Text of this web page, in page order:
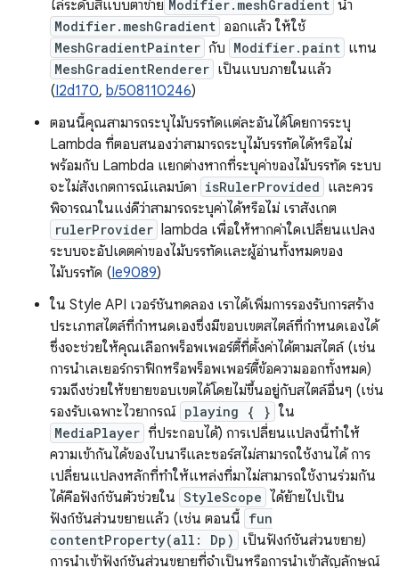
ไล่ระดับสีแบบตาข่าย Modifier.meshGradient นำ
Modifier.meshGradient ออกแล้ว ให้ใช้
MeshGradientPainter กับ Modifier.paint แทน
MeshGradientRenderer เป็นแบบภายในแล้ว
(I2d170, b/508110246)
ตอนนี้คุณสามารถระบุไม้บรรทัดแต่ละอันได้โดยการระบุ
Lambda ที่ตอบสนองว่าสามารถระบุไม้บรรทัดได้หรือไม่
พร้อมกับ Lambda แยกต่างหากที่ระบุค่าของไม้บรรทัด ระบบ
จะไม่สังเกตการณ์แลมบ์ดา isRulerProvided และควร
พิจารณาในแง่ดีว่าสามารถระบุค่าได้หรือไม่ เราสังเกต
rulerProvider lambda เพื่อให้หากค่าใดเปลี่ยนแปลง
ระบบจะอัปเดตค่าของไม้บรรทัดและผู้อ่านทั้งหมดของ
ไม้บรรทัด (Ie9089)
ใน Style API เวอร์ชันทดลอง เราได้เพิ่มการรองรับการสร้าง
ประเภทสไตล์ที่กำหนดเองซึ่งมีขอบเขตสไตล์ที่กำหนดเองได้
ซึ่งจะช่วยให้คุณเลือกพร็อพเพอร์ตี้ที่ตั้งค่าได้ตามสไตล์ (เช่น
การนำเลเยอร์กราฟิกหรือพร็อพเพอร์ตี้ข้อความออกทั้งหมด)
รวมถึงช่วยให้ขยายขอบเขตได้โดยไม่ขึ้นอยู่กับสไตล์อื่นๆ (เช่น
รองรับเฉพาะไวยากรณ์ playing { } ใน
MediaPlayer ที่ประกอบได้) การเปลี่ยนแปลงนี้ทำให้
ความเข้ากันได้ของไบนารีและซอร์สไม่สามารถใช้งานได้ การ
เปลี่ยนแปลงหลักที่ทำให้แหล่งที่มาไม่สามารถใช้งานร่วมกัน
ได้คือฟังก์ชันตัวช่วยใน StyleScope ได้ย้ายไปเป็น
ฟังก์ชันส่วนขยายแล้ว (เช่น ตอนนี้ fun
contentProperty(all: Dp)
เป็นฟังก์ชันส่วนขยาย)
การนำเข้าฟังก์ชันส่วนขยายที่จำเป็นหรือการนำเข้าสัญลักษณ์